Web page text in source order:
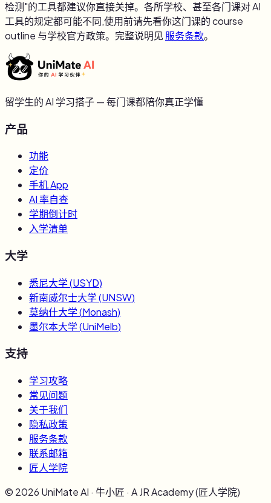
检测"的工具都建议你直接关掉。各所学校、甚至各门课对 AI
工具的规定都可能不同,使用前请先看你这门课的 course
outline 与学校官方政策。完整说明见 服务条款。
留学生的 AI 学习搭子 — 每门课都陪你真正学懂
产品
功能
定价
手机 App
AI 率自查
学期倒计时
入学清单
大学
悉尼大学(USYD)
新南威尔士大学(UNSW)
莫纳什大学(Monash)
墨尔本大学(UniMelb)
支持
学习攻略
常见问题
关于我们
隐私政策
服务条款
联系邮箱
匠人学院
© 2026 UniMate AI · 牛小匠 · A JR Academy (匠人学院)